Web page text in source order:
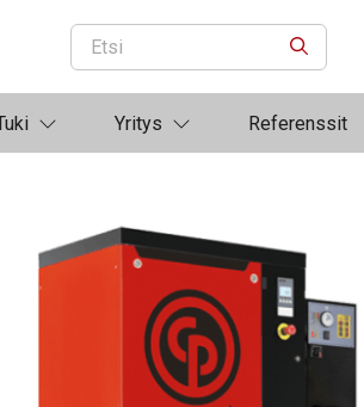
ETSI
Yritys Referenssit